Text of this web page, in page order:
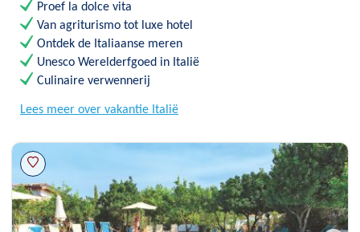
Proef la dolce vita
Van agriturismo tot luxe hotel
Ontdek de Italiaanse meren
Unesco Werelderfgoed in Italië
Culinaire verwennerij
Lees meer over vakantie Italië